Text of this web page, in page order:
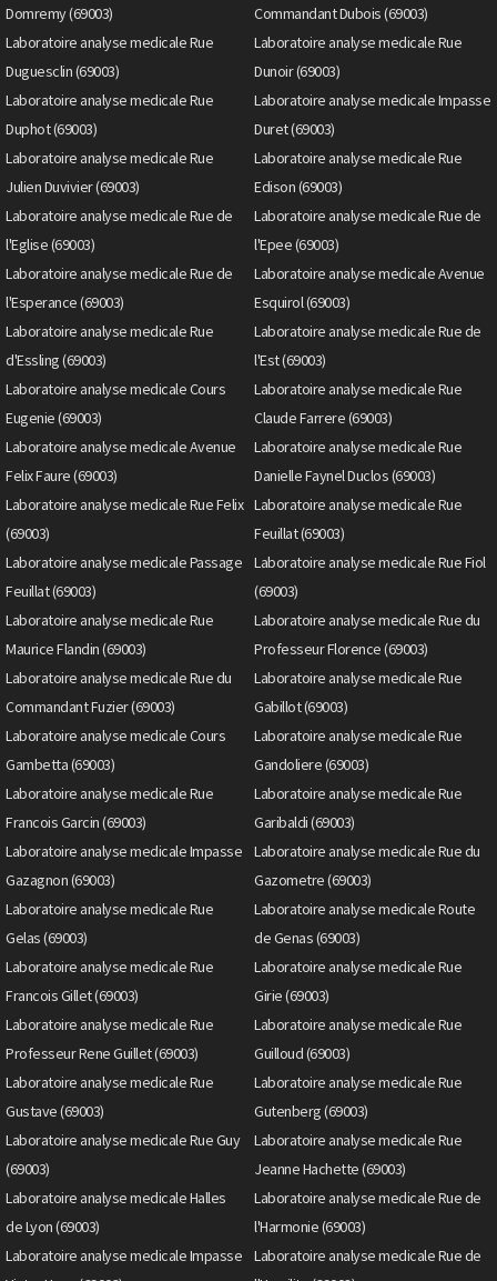
Domremy (69003)
Commandant Dubois (69003)
Laboratoire analyse medicale Rue
Duguesclin (69003)
Laboratoire analyse medicale Rue
Dunoir (69003)
Laboratoire analyse medicale Rue
Duphot (69003)
Laboratoire analyse medicale Impasse
Duret (69003)
Laboratoire analyse medicale Rue
Julien Duvivier (69003)
Laboratoire analyse medicale Rue
Edison (69003)
Laboratoire analyse medicale Rue de
l'Eglise (69003)
Laboratoire analyse medicale Rue de
l'Epee (69003)
Laboratoire analyse medicale Rue de
l'Esperance (69003)
Laboratoire analyse medicale Avenue
Esquirol (69003)
Laboratoire analyse medicale Rue
d'Essling (69003)
Laboratoire analyse medicale Rue de
l'Est (69003)
Laboratoire analyse medicale Cours
Eugenie (69003)
Laboratoire analyse medicale Rue
Claude Farrere (69003)
Laboratoire analyse medicale Avenue
Felix Faure (69003)
Laboratoire analyse medicale Rue
Danielle Faynel Duclos (69003)
Laboratoire analyse medicale Rue Felix
(69003)
Laboratoire analyse medicale Rue
Feuillat (69003)
Laboratoire analyse medicale Passage
Feuillat (69003)
Laboratoire analyse medicale Rue Fiol
(69003)
Laboratoire analyse medicale Rue
Maurice Flandin (69003)
Laboratoire analyse medicale Rue du
Professeur Florence (69003)
Laboratoire analyse medicale Rue du
Commandant Fuzier (69003)
Laboratoire analyse medicale Rue
Gabillot (69003)
Laboratoire analyse medicale Cours
Gambetta (69003)
Laboratoire analyse medicale Rue
Gandoliere (69003)
Laboratoire analyse medicale Rue
Francois Garcin (69003)
Laboratoire analyse medicale Rue
Garibaldi (69003)
Laboratoire analyse medicale Impasse
Gazagnon (69003)
Laboratoire analyse medicale Rue du
Gazometre (69003)
Laboratoire analyse medicale Rue
Gelas (69003)
Laboratoire analyse medicale Route
de Genas (69003)
Laboratoire analyse medicale Rue
Francois Gillet (69003)
Laboratoire analyse medicale Rue
Girie (69003)
Laboratoire analyse medicale Rue
Professeur Rene Guillet (69003)
Laboratoire analyse medicale Rue
Guilloud (69003)
Laboratoire analyse medicale Rue
Gustave (69003)
Laboratoire analyse medicale Rue
Gutenberg (69003)
Laboratoire analyse medicale Rue Guy
(69003)
Laboratoire analyse medicale Rue
Jeanne Hachette (69003)
Laboratoire analyse medicale Halles
de Lyon (69003)
Laboratoire analyse medicale Rue de
l'Harmonie (69003)
Laboratoire analyse medicale Impasse
Laboratoire analyse medicale Rue de